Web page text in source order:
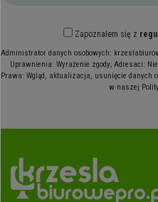
Zapoznałem się z
Administrator danych osobowych:
Uprawnienia: Wyrażenie zgody; Adresaci:
Prawa: Wgląd, aktualizacja, usunięcie danych
w naszej